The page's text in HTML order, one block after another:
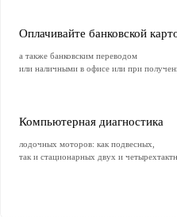
Оплачивайте банковской
а также банковским переводом
или наличными в офисе или при
Компьютерная диагностика
лодочных моторов: как подвесных,
так и стационарных двух и